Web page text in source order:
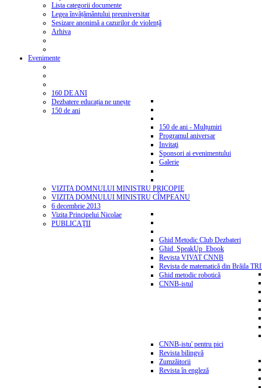
Lista categorii documente
Legea învățământului preuniversitar
Sesizare anonimă a cazurilor de violență
Arhiva
Evenimente
160 DE ANI
Dezbatere educația ne unește
150 de ani
150 de ani - Mulțumiri
Programul aniversar
Invitaţi
Sponsori ai evenimentului
Galerie
VIZITA DOMNULUI MINISTRU PRICOPIE
VIZITA DOMNULUI MINISTRU CÎMPEANU
6 decembrie 2013
Vizita Principelui Nicolae
PUBLICAŢII
Ghid Metodic Club Dezbateri
Ghid_SpeakUp_Ebook
Revista VIVAT CNNB
Revista de matematică din Brăila
Ghid metodic robotică
CNNB-istul
CNNB-istu' pentru pici
Revista bilingvă
Zumzăitorii
Revista în engleză